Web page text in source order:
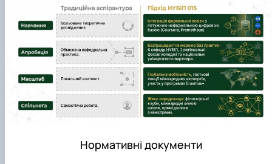
Нормативні документи